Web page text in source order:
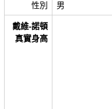
性別 男
戴維-諾頓
真實身高